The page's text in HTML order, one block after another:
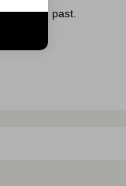
bij je past.